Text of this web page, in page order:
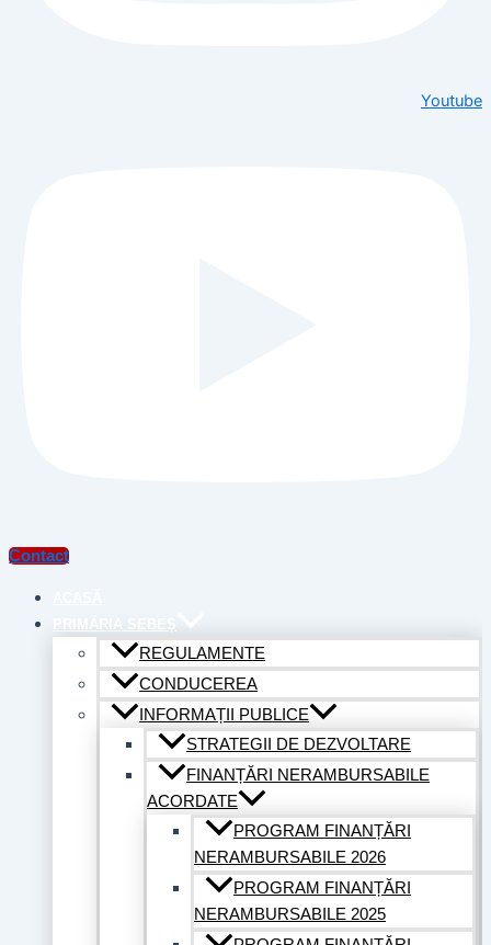
Youtube
Contact
PRIMĂRIA SEBEȘ
REGULAMENTE
CONDUCEREA
INFORMAȚII PUBLICE
STRATEGII DE DEZVOLTARE
FINANȚĂRI NERAMBURSABILE
ACORDATE
PROGRAM FINANȚĂRI
NERAMBURSABILE 2026
PROGRAM FINANȚĂRI
NERAMBURSABILE 2025